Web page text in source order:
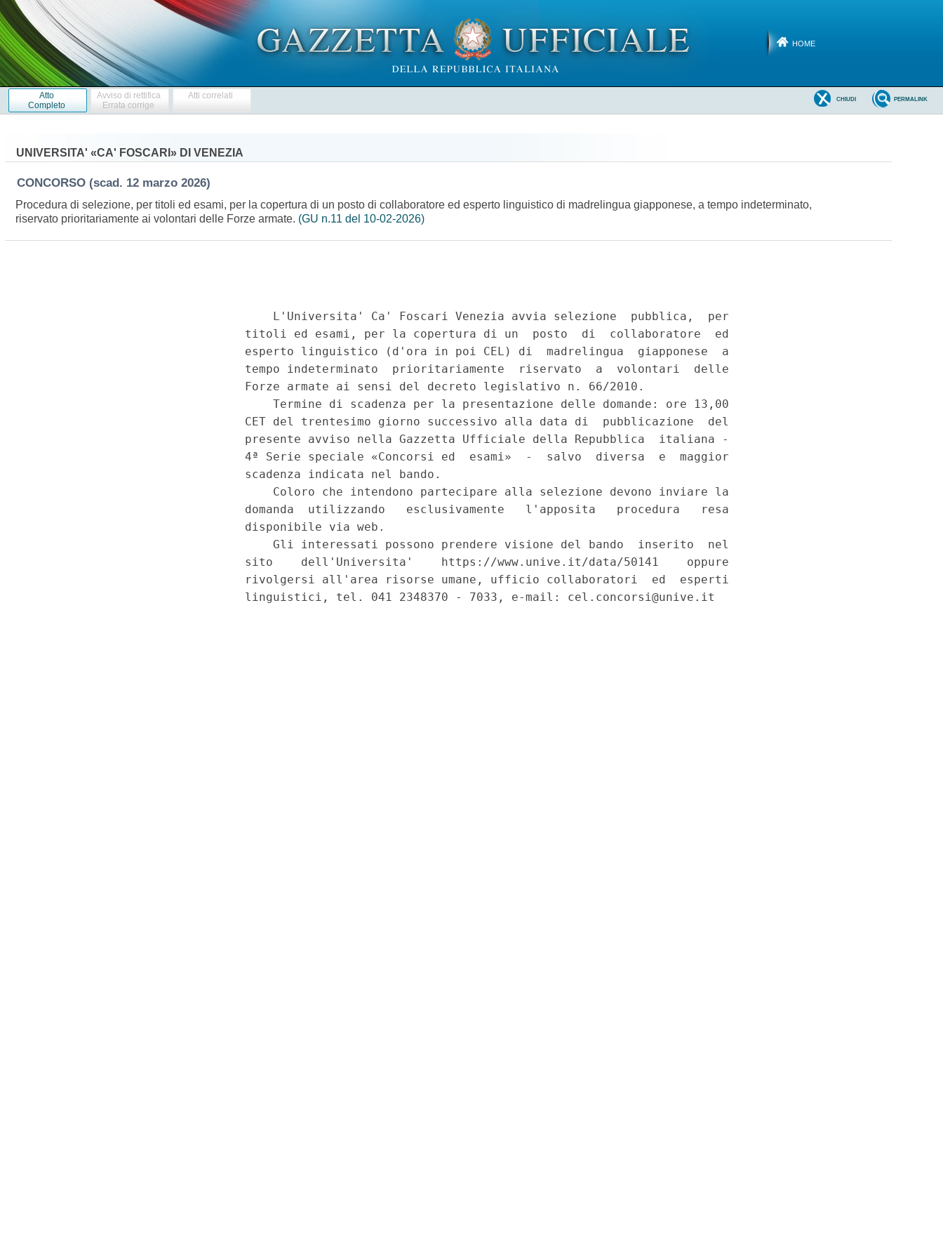
HOME
Atto
Completo
Avviso di rettifica
Errata corrige
Atti correlati PERMALINK
CHIUDI
UNIVERSITA' «CA' FOSCARI» DI VENEZIA
CONCORSO (scad. 12 marzo 2026)
Procedura di selezione, per titoli ed esami, per la copertura di un posto di collaboratore ed esperto linguistico di madrelingua giapponese, a tempo indeterminato,
riservato prioritariamente ai volontari delle Forze armate. (GU n.11 del 10-02-2026)